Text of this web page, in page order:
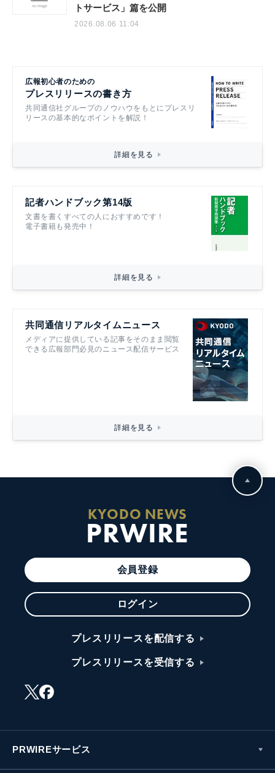
トサービス」篇を公開
2026.08.06 11:04
広報初心者のための
プレスリリースの書き方
共同通信社グループのノウハウをもとにプレスリ
リースの基本的なポイントを解説！
詳細を見る
記者ハンドブック第14版
文書を書くすべての人におすすめです！
電子書籍も発売中！
詳細を見る
共同通信リアルタイムニュース
メディアに提供している記事をそのまま閲覧
できる広報部門必見のニュース配信サービス
詳細を見る
KYODO NEWS
PRWIRE
会員登録
ログイン
プレスリリースを配信する
プレスリリースを受信する
PRWIREサービス